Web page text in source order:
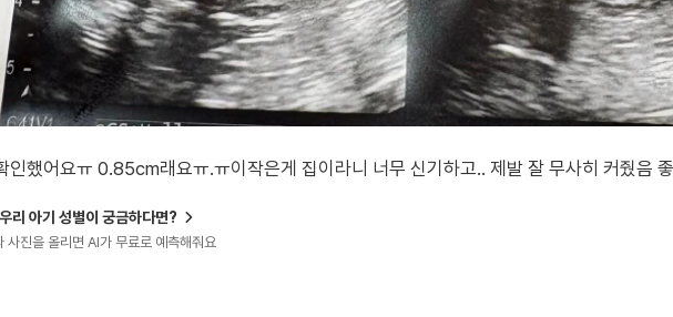
인했어요ㅠ 0.85cm래요ㅠ.ㅠ이작은게 집이라니 너무 신기하고.. 제발 잘 무사히 커줬음
우리 아기 성별이 궁금하다면?
사진을 올리면 AI가 무료로 예측해줘요